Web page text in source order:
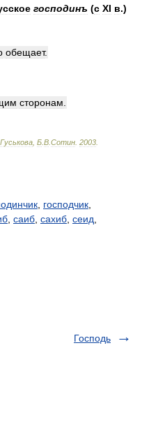
господинъ (с XI в.)
обещает.
сторонам
Гуськова Б В Сотин 2003
господчик
саиб сахиб сеид
Господь